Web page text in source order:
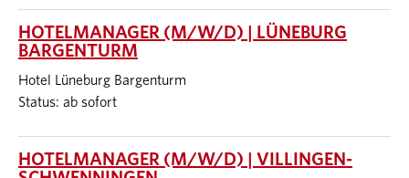
HOTELMANAGER (M/W/D) | LÜNEBURG
BARGENTURM
Hotel Lüneburg Bargenturm
Status: ab sofort
HOTELMANAGER (M/W/D) | VILLINGEN-